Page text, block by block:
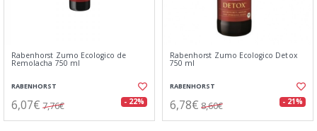
Rabenhorst Zumo Ecologico de
Remolacha 750 ml
RABENHORST
6,07€ 7,76€ - 22%
Rabenhorst Zumo Ecologico Detox
750 ml
RABENHORST
6,78€ 8,60€ - 21%